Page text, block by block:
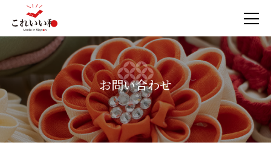
お問い合わせ